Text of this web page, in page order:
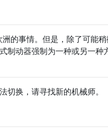
的事情。但是，除了可能
制动器强制为一种或另一种
切换，请寻找新的机械师。